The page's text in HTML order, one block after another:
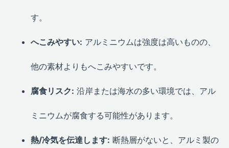
す。
へこみやすい: アルミニウムは強度は高いものの、
他の素材よりもへこみやすいです。
腐食リスク: 沿岸または海水の多い環境では、アル
ミニウムが腐食する可能性があります。
熱/冷気を伝達します: 断熱層がないと、アルミ製の